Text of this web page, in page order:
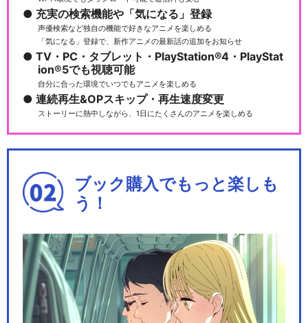
充実の検索機能や「気になる」登録
声優検索など独自の機能で好きなアニメを楽しめる
「気になる」登録で、新作アニメの最新話の追加をお知らせ
TV・PC・タブレット・PlayStation®4・PlayStat
ion®5でも視聴可能
自分に合った環境でいつでもアニメを楽しめる
連続再生&OPスキップ・再生速度変更
ストーリーに熱中しながら、1日にたくさんのアニメを楽しめる
ブック購入でもっと楽しも
う！